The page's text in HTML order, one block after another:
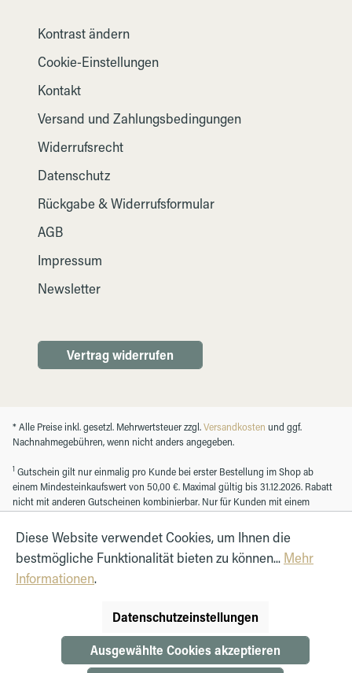
Kontrast ändern
Cookie-Einstellungen
Kontakt
Versand und Zahlungsbedingungen
Widerrufsrecht
Datenschutz
Rückgabe & Widerrufsformular
AGB
Impressum
Newsletter
Vertrag widerrufen
* Alle Preise inkl. gesetzl. Mehrwertsteuer zzgl.Versandkosten und ggf.
Nachnahmegebühren, wenn nicht anders angegeben.
1 Gutschein gilt nur einmalig pro Kunde bei erster Bestellung im Shop ab
einem Mindesteinkaufswert von 50,00 €. Maximal gültig bis 31.12.2026. Rabatt
nicht mit anderen Gutscheinen kombinierbar. Nur für Kunden mit einem
Diese Website verwendet Cookies, um Ihnen die
bestmögliche Funktionalität bieten zu können... Mehr
Informationen.
Datenschutzeinstellungen
Ausgewählte Cookies akzeptieren